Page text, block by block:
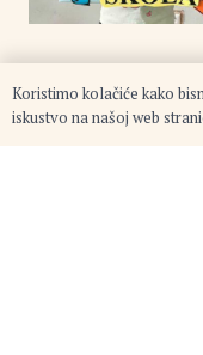
Koristimo kolačiće kako
iskustvo na našoj web